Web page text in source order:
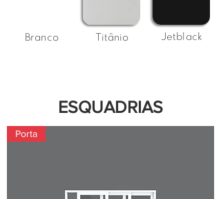
Branco Titânio Jetblack
Porta
ESQUADRIAS